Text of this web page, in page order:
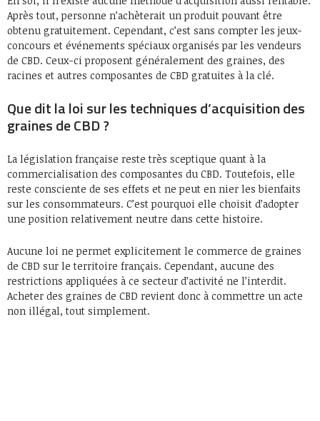
Après tout, personne n’achèterait un produit pouvant être
obtenu gratuitement. Cependant, c’est sans compter les jeux-
concours et événements spéciaux organisés par les vendeurs
de CBD. Ceux-ci proposent généralement des graines, des
racines et autres composantes de CBD gratuites à la clé.
Que dit la loi sur les techniques d’acquisition des
graines de CBD ?
La législation française reste très sceptique quant à la
commercialisation des composantes du CBD. Toutefois, elle
reste consciente de ses effets et ne peut en nier les bienfaits
sur les consommateurs. C’est pourquoi elle choisit d’adopter
une position relativement neutre dans cette histoire.
Aucune loi ne permet explicitement le commerce de graines
de CBD sur le territoire français. Cependant, aucune des
restrictions appliquées à ce secteur d’activité ne l’interdit.
Acheter des graines de CBD revient donc à commettre un acte
non illégal, tout simplement.